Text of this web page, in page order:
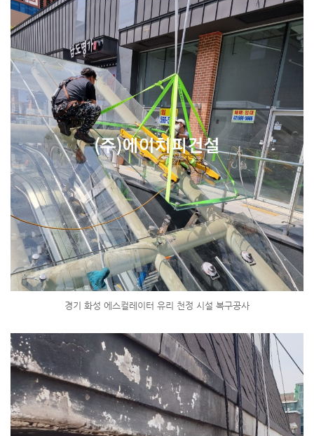
경기 화성 에스컬레이터 유리 천정 시설 복구공사